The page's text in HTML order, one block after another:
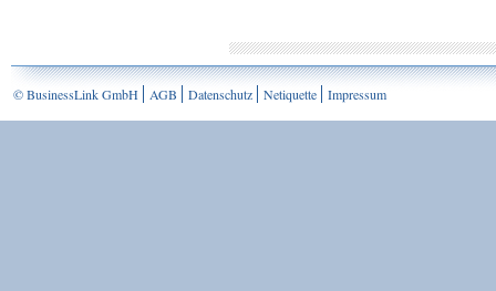
© BusinessLink GmbH AGB Datenschutz Netiquette Impressum